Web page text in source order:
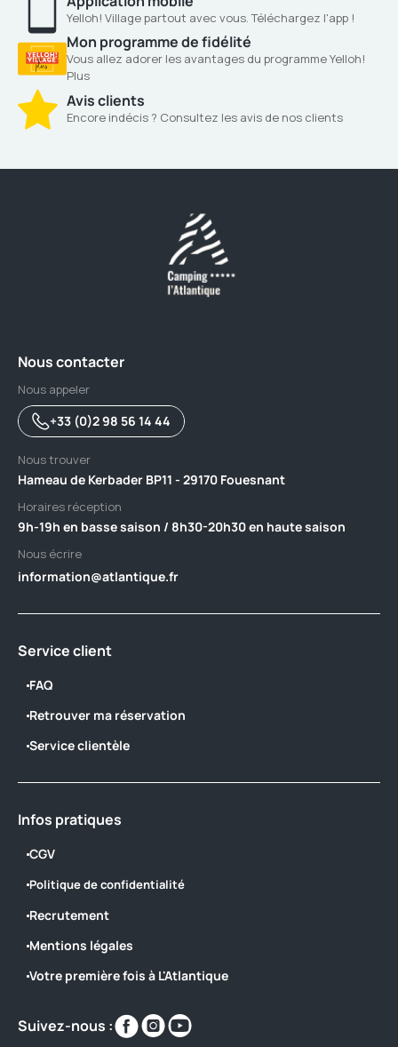
Yelloh! Village partout avec vous. Téléchargez l'app !
Mon programme de fidélité
Vous allez adorer les avantages du programme Yelloh!
Plus
Avis clients
Encore indécis ? Consultez les avis de nos clients
Nous contacter
Nous appeler
+33 (0)2 98 56 14 44
Nous trouver
Hameau de Kerbader BP11 - 29170 Fouesnant
Horaires réception
9h-19h en basse saison / 8h30-20h30 en haute saison
Nous écrire
information@atlantique.fr
Service client
FAQ
Retrouver ma réservation
Service clientèle
Infos pratiques
CGV
Politique de confidentialité
Recrutement
Mentions légales
Votre première fois à L'Atlantique
Suivez-nous :
Retrouvez-
nous
Retrouvez-
nous